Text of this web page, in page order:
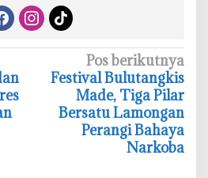
Pos berikutnya
‎Festival Bulutangkis
Made, Tiga Pilar
Bersatu Lamongan
Perangi Bahaya
Narkoba